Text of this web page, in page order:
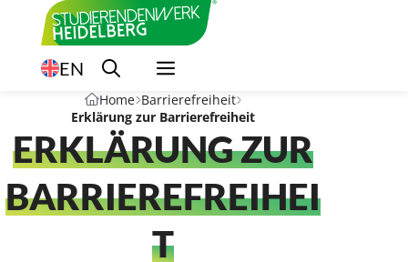
EN
Home Barrierefreiheit
Erklärung zur Barrierefreiheit
ERKLÄRUNG ZUR
BARRIEREFREIHEI
T